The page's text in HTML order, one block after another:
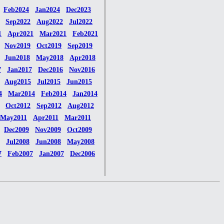
Feb2024 Jan2024
Dec2023
Sep2022 Aug2022
Jul2022
Apr2021 Mar2021
Feb2021
Nov2019 Oct2019
Sep2019
Jun2018 May2018
Apr2018
Jan2017 Dec2016
Nov2016
Aug2015 Jul2015
Jun2015
Mar2014 Feb2014
Jan2014
Oct2012 Sep2012
Aug2012
May2011 Apr2011
Mar2011
Dec2009 Nov2009
Oct2009
Jul2008 Jun2008
May2008
Feb2007 Jan2007
Dec2006